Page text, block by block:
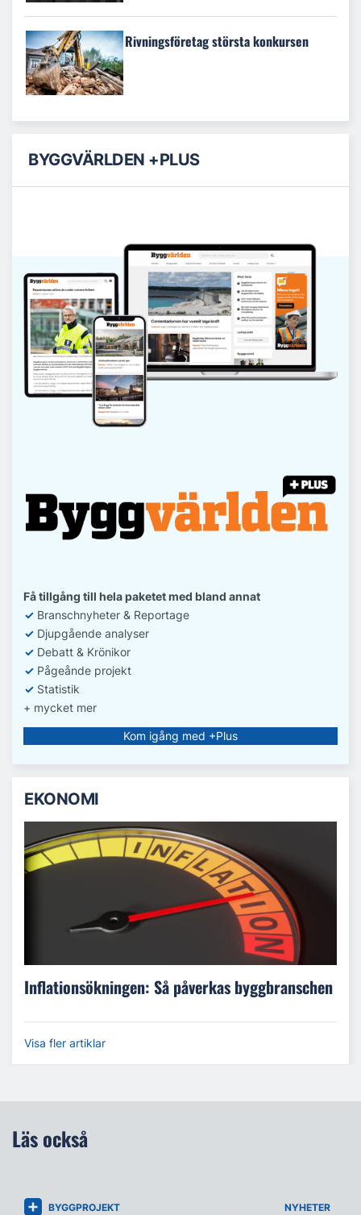
Rivningsföretag största konkursen
BYGGVÄRLDEN +PLUS
Få tillgång till hela paketet med bland annat
✓ Branschnyheter & Reportage
✓ Djupgående analyser
✓ Debatt & Krönikor
✓ Pågeånde projekt
✓ Statistik
+ mycket mer
Kom igång med +Plus
EKONOMI
Inflationsökningen: Så påverkas byggbranschen
Visa fler artiklar
Läs också
BYGGPROJEKT NYHETER